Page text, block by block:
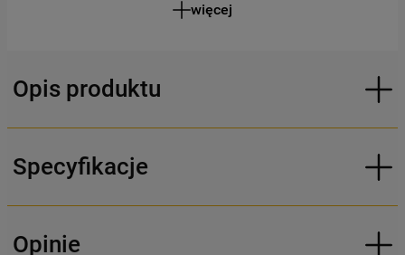
więcej
Opis produktu
Specyfikacje
Opinie